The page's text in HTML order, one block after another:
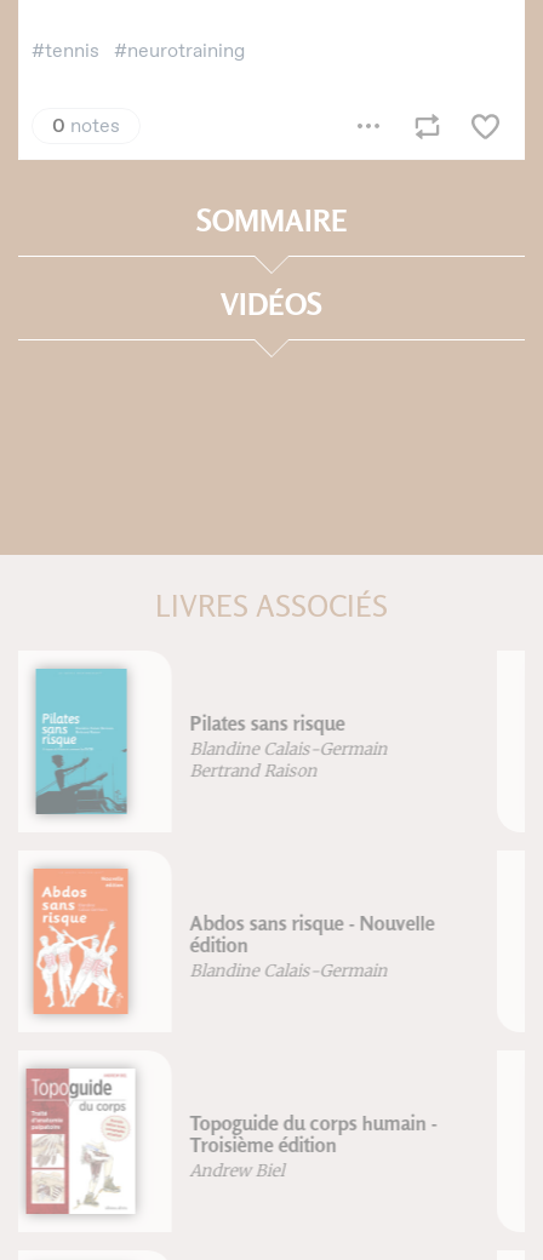
SOMMAIRE
VIDÉOS
LIVRES ASSOCIÉS
Le strapping de terrain
Stéphane Morin
Nager en eau libre et en triathlon
Olivier Silberzahn
Genou & yoga - Anatomie pour le
yoga
Blandine Calais-Germain
François Germain